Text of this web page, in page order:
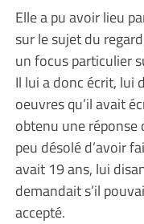
Elle a pu avoir lieu
sur le sujet du
un focus particulier
Il lui a donc écrit, lui
oeuvres qu’il avait
obtenu une réponse
peu désolé d’avoir
avait 19 ans, lui
demandait s’il
accepté.